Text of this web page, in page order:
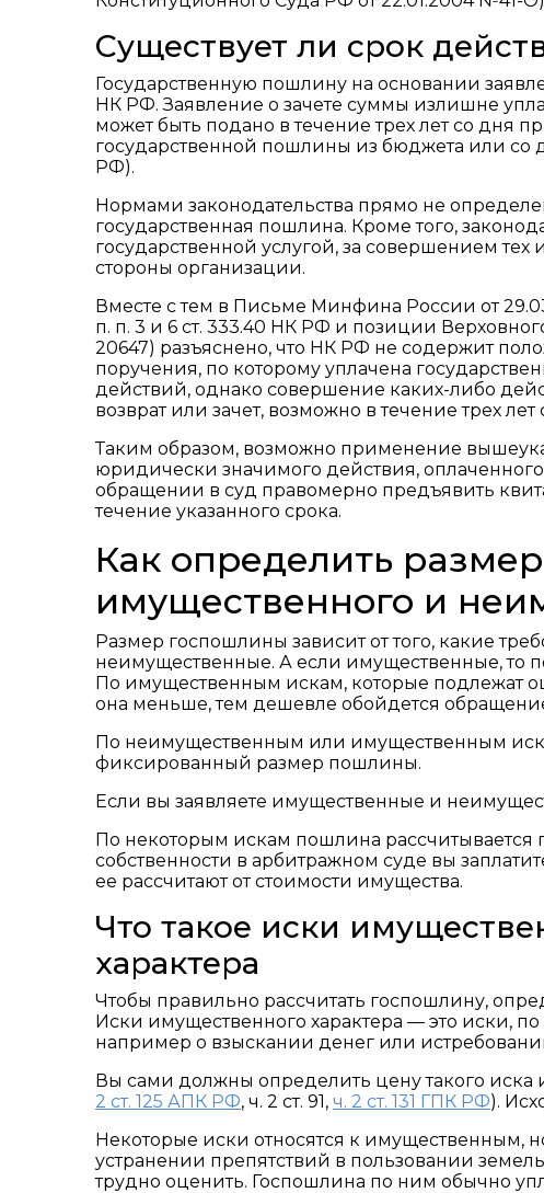
Существует ли срок
Государственную пошлину на основании
НК РФ. Заявление о зачете суммы излишне
может быть подано в течение трех лет со дня
государственной пошлины из бюджета или со
РФ).
Нормами законодательства прямо не
государственная пошлина. Кроме того,
государственной услугой, за совершением
стороны организации.
Вместе с тем в Письме Минфина России от
п. п. 3 и 6 ст. 333.40 НК РФ и позиции
20647) разъяснено, что НК РФ не содержит
поручения, по которому уплачена
действий, однако совершение каких-либо
возврат или зачет, возможно в течение трех
Таким образом, возможно применение
юридически значимого действия,
обращении в суд правомерно предъявить
течение указанного срока.
Как определить
имущественного и
Размер госпошлины зависит от того, какие
неимущественные. А если имущественные, то
По имущественным искам, которые подлежат
она меньше, тем дешевле обойдется
По неимущественным или имущественным
фиксированный размер пошлины.
Если вы заявляете имущественные и
По некоторым искам пошлина
собственности в арбитражном суде вы
ее рассчитают от стоимости имущества.
Что такое иски
характера
Чтобы правильно рассчитать госпошлину,
Иски имущественного характера — это иски,
например о взыскании денег или
Вы сами должны определить цену такого иска
2 ст. 125 АПК РФ, ч. 2 ст. 91, ч. 2 ст. 131 ГПК РФ).
Некоторые иски относятся к имущественным,
устранении препятствий в пользовании
трудно оценить. Госпошлина по ним обычно